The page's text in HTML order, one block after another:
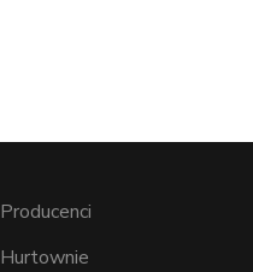
Producenci
Hurtownie